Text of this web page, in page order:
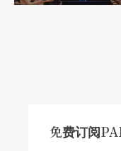
免费订阅